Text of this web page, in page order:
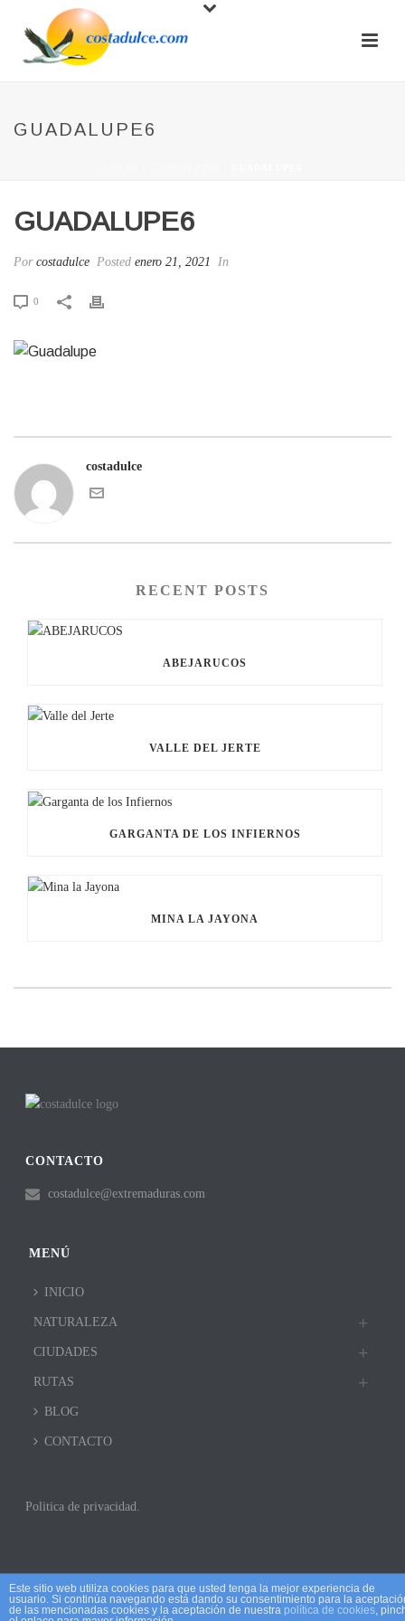
GUADALUPE6
GUADALUPE6
Por costadulce Posted enero 21, 2021 In
0
costadulce
RECENT POSTS
ABEJARUCOS
VALLE DEL JERTE
GARGANTA DE LOS INFIERNOS
MINA LA JAYONA
CONTACTO
costadulce@extremaduras.com
MENÚ
INICIO
NATURALEZA
CIUDADES
RUTAS
BLOG
CONTACTO
Politica de privacidad.
Este sitio web utiliza cookies para que usted tenga la mejor experiencia de
usuario. Si continúa navegando está dando su consentimiento para la
de las mencionadas cookies y la aceptación de nuestra política de cookies,